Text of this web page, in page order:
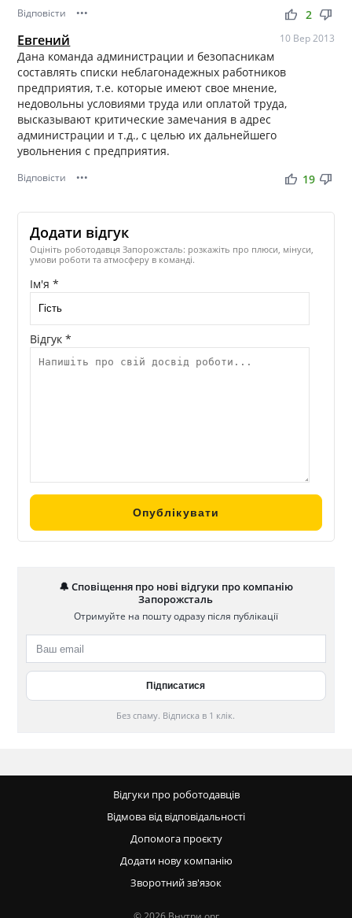
Відповісти ••• thumb_up thumb_down
2
Евгений 10 Вер 2013
Дана команда администрации и безопасникам
составлять списки неблагонадежных работников
предприятия, т.е. которые имеют свое мнение,
недовольны условиями труда или оплатой труда,
высказывают критические замечания в адрес
администрации и т.д., с целью их дальнейшего
увольнения с предприятия.
Відповісти ••• thumb_up thumb_down
19
Додати відгук
Оцініть роботодавця Запорожсталь: розкажіть про плюси, мінуси,
умови роботи та атмосферу в команді.
Ім'я *
Відгук *
🔔 Сповіщення про нові відгуки про компанію
Запорожсталь
Отримуйте на пошту одразу після публікації
Без спаму. Відписка в 1 клік.
Відгуки про роботодавців
Відмова від відповідальності
Допомога проєкту
Додати нову компанію
Зворотний зв'язок